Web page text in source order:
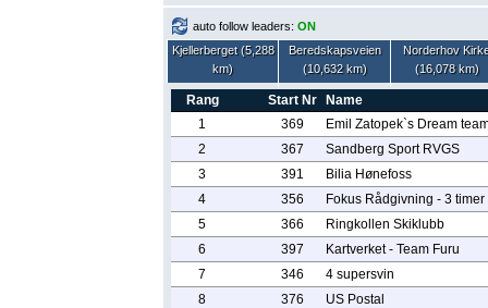
auto follow leaders: ON
Kjellerberget (5,288
km)
Beredskapsveien
(10,632 km)
Norderhov
(16,078 km)
Rang Start Nr
Name
1
369
Emil Zatopek`s Dream
2
367
Sandberg Sport RVGS
3
391
Bilia Hønefoss
4
356
Fokus Rådgivning - 3 timer
5
366
Ringkollen Skiklubb
6
397
Kartverket - Team Furu
7
346
4 supersvin
8
376
US Postal